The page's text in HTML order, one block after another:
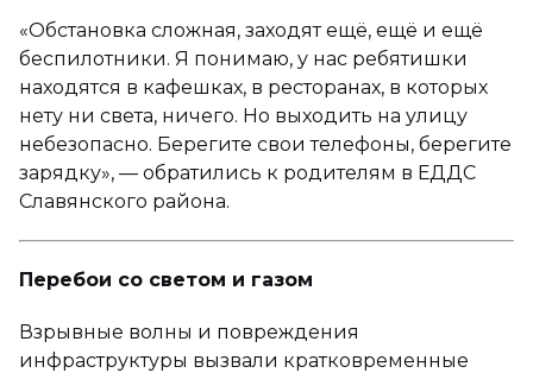
«Обстановка сложная, заходят ещё, ещё и ещё
беспилотники. Я понимаю, у нас ребятишки
находятся в кафешках, в ресторанах, в которых
нету ни света, ничего. Но выходить на улицу
небезопасно. Берегите свои телефоны, берегите
зарядку», — обратились к родителям в ЕДДС
Славянского района.
Перебои со светом и газом
Взрывные волны и повреждения
инфраструктуры вызвали кратковременные